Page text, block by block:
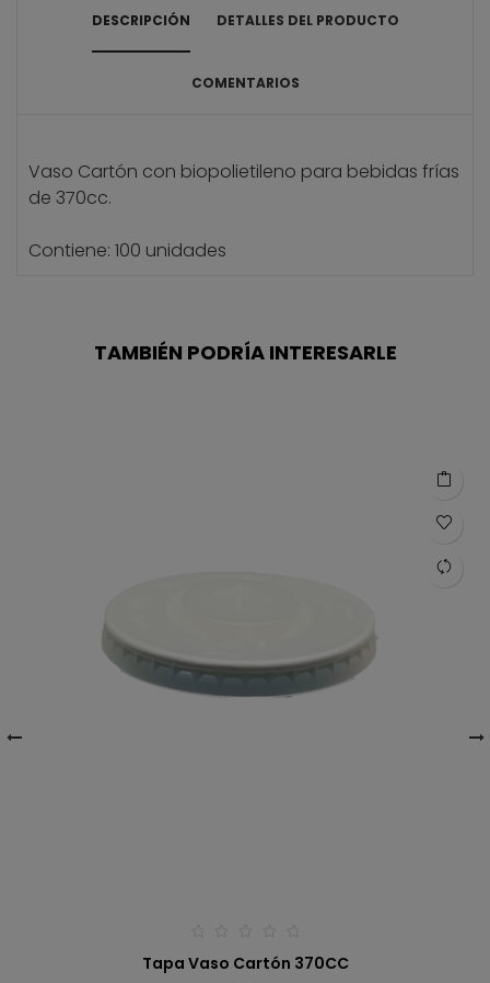
DESCRIPCIÓN DETALLES DEL PRODUCTO
COMENTARIOS
Vaso Cartón con biopolietileno para bebidas frías
de 370cc.
Contiene: 100 unidades
TAMBIÉN PODRÍA INTERESARLE
Tapa Vaso Cartón 370CC